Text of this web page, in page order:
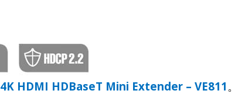
4K HDMI HDBaseT Mini Extender – VE811 。